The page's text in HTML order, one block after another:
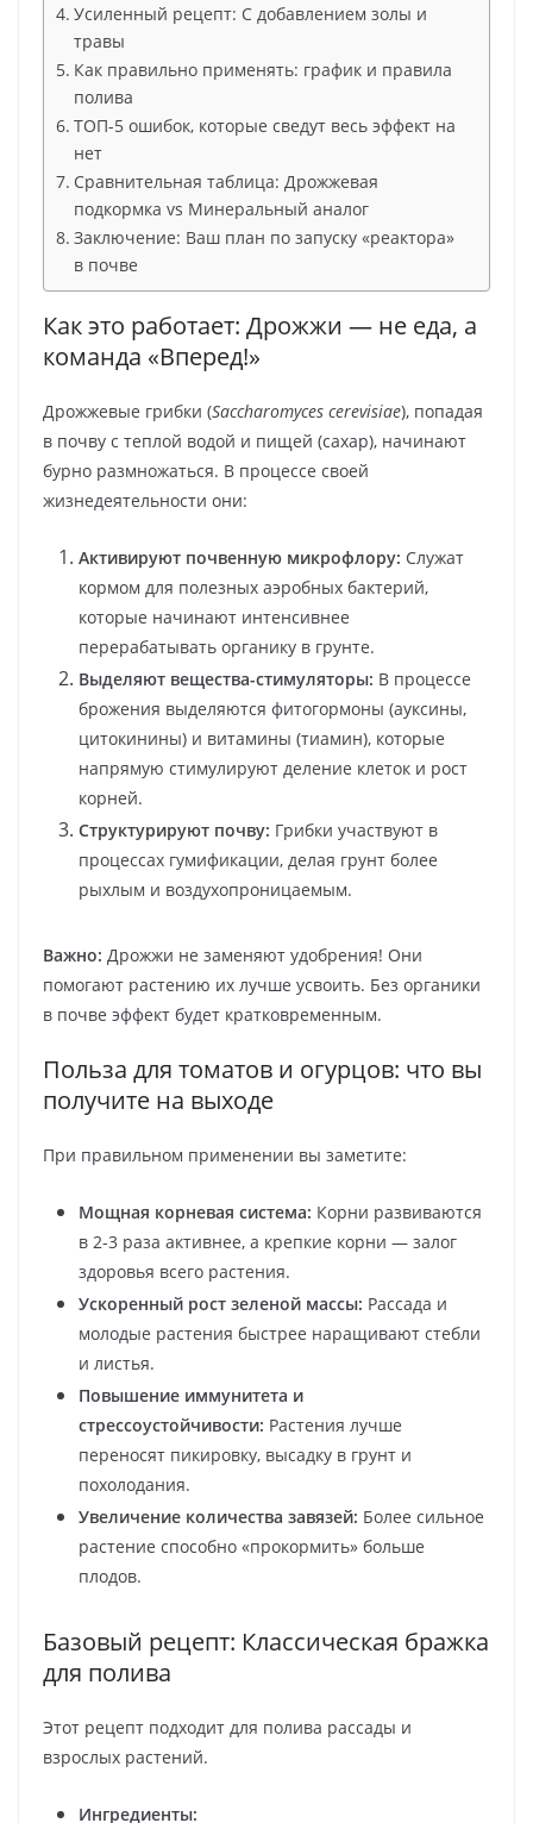
Усиленный рецепт: С добавлением золы и
травы
Как правильно применять: график и правила
полива
ТОП-5 ошибок, которые сведут весь эффект на
нет
Сравнительная таблица: Дрожжевая
подкормка vs Минеральный аналог
Заключение: Ваш план по запуску «реактора»
в почве
Как это работает: Дрожжи — не еда, а
команда «Вперед!»
Дрожжевые грибки (Saccharomyces cerevisiae), попадая
в почву с теплой водой и пищей (сахар), начинают
бурно размножаться. В процессе своей
жизнедеятельности они:
Активируют почвенную микрофлору: Служат
кормом для полезных аэробных бактерий,
которые начинают интенсивнее
перерабатывать органику в грунте.
Выделяют вещества-стимуляторы: В процессе
брожения выделяются фитогормоны (ауксины,
цитокинины) и витамины (тиамин), которые
напрямую стимулируют деление клеток и рост
корней.
Структурируют почву: Грибки участвуют в
процессах гумификации, делая грунт более
рыхлым и воздухопроницаемым.
Важно: Дрожжи не заменяют удобрения! Они
помогают растению их лучше усвоить. Без органики
в почве эффект будет кратковременным.
Польза для томатов и огурцов: что вы
получите на выходе
При правильном применении вы заметите:
Мощная корневая система: Корни развиваются
в 2-3 раза активнее, а крепкие корни — залог
здоровья всего растения.
Ускоренный рост зеленой массы: Рассада и
молодые растения быстрее наращивают стебли
и листья.
Повышение иммунитета и
стрессоустойчивости: Растения лучше
переносят пикировку, высадку в грунт и
похолодания.
Увеличение количества завязей: Более сильное
растение способно «прокормить» больше
плодов.
Базовый рецепт: Классическая бражка
для полива
Этот рецепт подходит для полива рассады и
взрослых растений.
Ингредиенты: